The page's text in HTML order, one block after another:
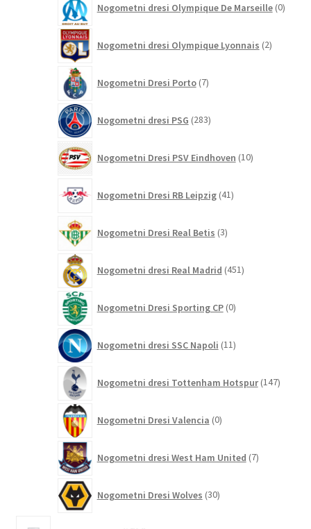
Nogometni dresi Olympique De Marseille 0
Nogometni dresi Olympique Lyonnais 2izdelka
Nogometni Dresi Porto 7izdelkov
Nogometni dresi PSG 283izdelkov
Nogometni Dresi PSV Eindhoven 10izdelkov
Nogometni Dresi RB Leipzig 41izdelkov
Nogometni Dresi Real Betis 3izdelki
Nogometni dresi Real Madrid 451izdelkov
Nogometni Dresi Sporting CP 0izdelkov
Nogometni dresi SSC Napoli 11izdelkov
Nogometni dresi Tottenham Hotspur 147
Nogometni Dresi Valencia 0izdelkov
Nogometni dresi West Ham United 7izdelkov
Nogometni Dresi Wolves 30izdelkov